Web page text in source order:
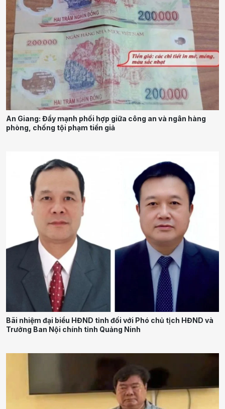
An Giang: Đẩy mạnh phối hợp giữa công an và ngân hàng
phòng, chống tội phạm tiền giả
Bãi nhiệm đại biểu HĐND tỉnh đối với Phó chủ tịch HĐND và
Trưởng Ban Nội chính tỉnh Quảng Ninh